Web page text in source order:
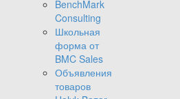
BenchMark
Consulting
Школьная
форма от
BMC Sales
Объявления
товаров